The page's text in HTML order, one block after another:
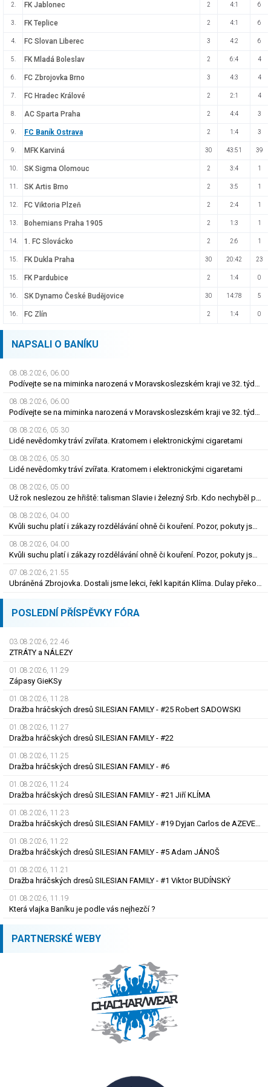
2. FK Jablonec 2 4:1 6
3. FK Teplice 2 4:1 6
4. FC Slovan Liberec 3 4:2 6
5. FK Mladá Boleslav 2 6:4 4
6. FC Zbrojovka Brno 3 4:3 4
7. FC Hradec Králové 2 2:1 4
8. AC Sparta Praha 2 4:4 3
9. FC Baník Ostrava 2 1:4 3
9. MFK Karviná 30 43:51 39
10. SK Sigma Olomouc 2 3:4 1
11. SK Artis Brno 2 3:5 1
12. FC Viktoria Plzeň 2 2:4 1
13. Bohemians Praha 1905 2 1:3 1
14. 1. FC Slovácko 2 2:6 1
15. FK Dukla Praha 30 20:42 23
15. FK Pardubice 2 1:4 0
16. SK Dynamo České Budějovice 30 14:78 5
16. FC Zlín 2 1:4 0
NAPSALI O BANÍKU
08.08.2026, 06.00
Podívejte se na miminka narozená v Moravskoslezském kraji ve 32. týdnu roku 2026
08.08.2026, 06.00
Podívejte se na miminka narozená v Moravskoslezském kraji ve 32. týdnu roku 2026
08.08.2026, 05.30
Lidé nevědomky tráví zvířata. Kratomem i elektronickými cigaretami
08.08.2026, 05.30
Lidé nevědomky tráví zvířata. Kratomem i elektronickými cigaretami
08.08.2026, 05.00
Už rok neslezou ze hřiště: talisman Slavie i železný Srb. Kdo nechyběl pět let?
08.08.2026, 04.00
Kvůli suchu platí i zákazy rozdělávání ohně či kouření. Pozor, pokuty jsou obří
08.08.2026, 04.00
Kvůli suchu platí i zákazy rozdělávání ohně či kouření. Pozor, pokuty jsou obří
07.08.2026, 21.55
Ubráněná Zbrojovka. Dostali jsme lekci, řekl kapitán Klíma. Dulay překonal kamaráda
POSLEDNÍ PŘÍSPĚVKY FÓRA
03.08.2026, 22.46
ZTRÁTY a NÁLEZY
01.08.2026, 11.29
Zápasy GieKSy
01.08.2026, 11.28
Dražba hráčských dresů SILESIAN FAMILY - #25 Robert SADOWSKI
01.08.2026, 11.27
Dražba hráčských dresů SILESIAN FAMILY - #22
01.08.2026, 11.25
Dražba hráčských dresů SILESIAN FAMILY - #6
01.08.2026, 11.24
Dražba hráčských dresů SILESIAN FAMILY - #21 Jiří KLÍMA
01.08.2026, 11.23
Dražba hráčských dresů SILESIAN FAMILY - #19 Dyjan Carlos de AZEVEDO
01.08.2026, 11.22
Dražba hráčských dresů SILESIAN FAMILY - #5 Adam JÁNOŠ
01.08.2026, 11.21
Dražba hráčských dresů SILESIAN FAMILY - #1 Viktor BUDÍNSKÝ
01.08.2026, 11.19
Která vlajka Baníku je podle vás nejhezčí ?
PARTNERSKÉ WEBY